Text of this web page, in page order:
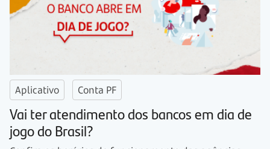
Aplicativo Conta PF
Vai ter atendimento dos bancos em dia de
jogo do Brasil?